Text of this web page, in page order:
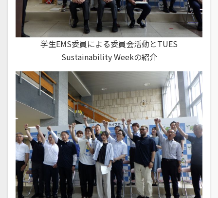
学生EMS委員による委員会活動とTUES
Sustainability Weekの紹介